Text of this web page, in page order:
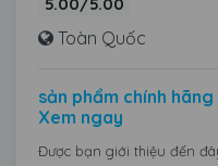
Toàn Quốc
sản phẩm chính hãng
Xem ngay
Được bạn giới thiệu đến